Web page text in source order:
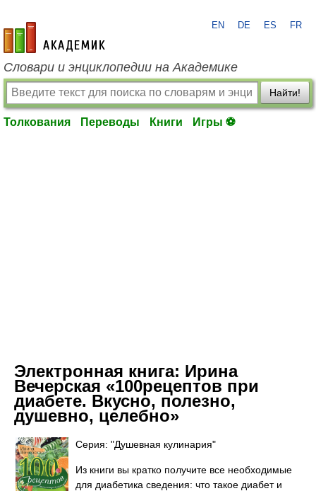
academic.ru
EN DE ES FR
Словари и энциклопедии на Академике
Найти!
Толкования Переводы Книги Игры ⚽
Электронная книга: Ирина
Вечерская «100рецептов при
диабете. Вкусно, полезно,
душевно, целебно»
Серия: "Душевная кулинария"
Из книги вы кратко получите все необходимые
для диабетика сведения: что такое диабет и